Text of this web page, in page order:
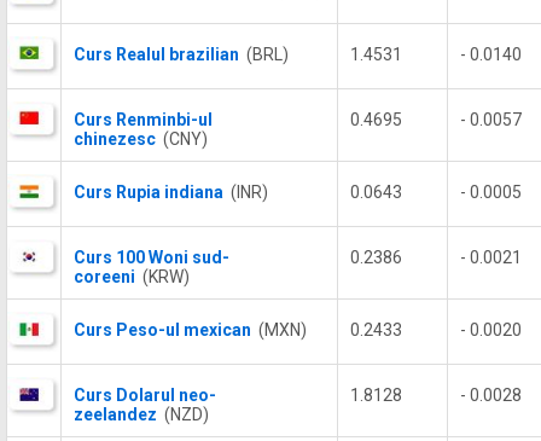
Curs Realul brazilian (BRL) 1.4531 - 0.0140
Curs Renminbi-ul
chinezesc (CNY)
0.4695 - 0.0057
Curs Rupia indiana (INR) 0.0643 - 0.0005
Curs 100 Woni sud-
coreeni (KRW)
0.2386 - 0.0021
Curs Peso-ul mexican (MXN) 0.2433 - 0.0020
Curs Dolarul neo-
zeelandez (NZD)
1.8128 - 0.0028